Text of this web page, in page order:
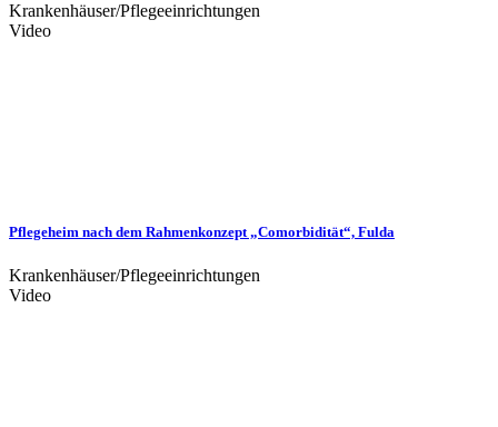
Krankenhäuser/Pflegeeinrichtungen
Video
Pflegeheim nach dem Rahmenkonzept „Comorbidität“, Fulda
Krankenhäuser/Pflegeeinrichtungen
Video